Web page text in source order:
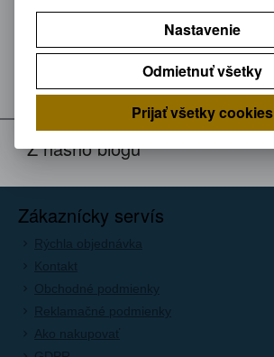
ODBER NOVINIEK
Z nášho blogu
Zákaznícky servís
Rýchla objednávka
Kontakt
Obchodné podmienky
Reklamačné podmienky
Ako nakupovať
Nastavenie
Odmietnuť všetky
Prijať všetky cookies